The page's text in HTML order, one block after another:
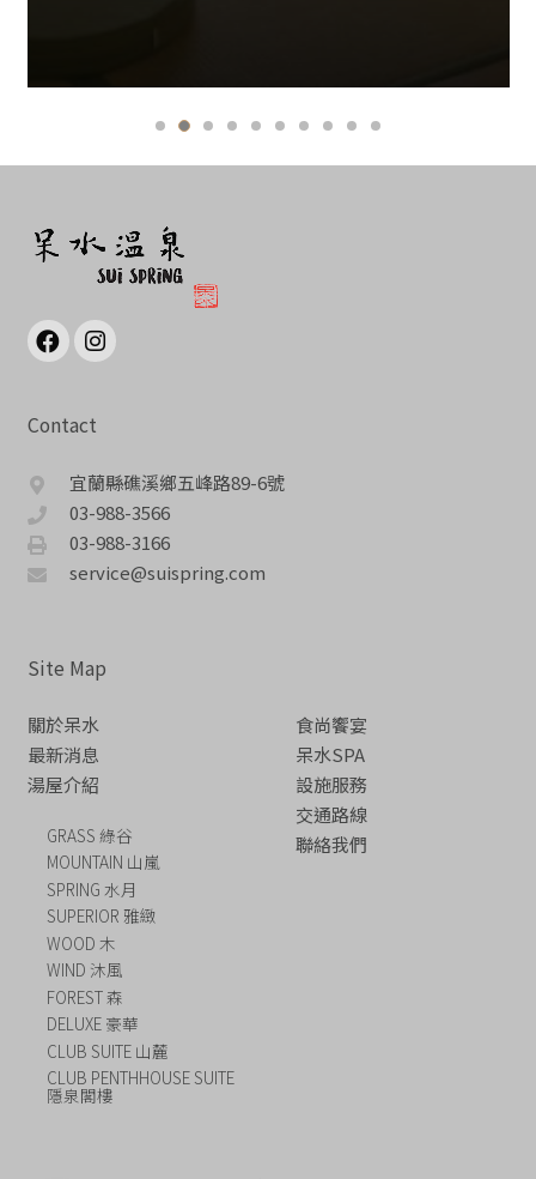
Contact
宜蘭縣礁溪鄉五峰路89-6號
03-988-3566
03-988-3166
service@suispring.com
Site Map
關於呆水
最新消息
湯屋介紹
GRASS 綠谷
MOUNTAIN 山嵐
SPRING 水月
SUPERIOR 雅緻
WOOD 木
WIND 沐風
FOREST 森
DELUXE 豪華
CLUB SUITE 山麓
CLUB PENTHHOUSE SUITE
隱泉閣樓
食尚饗宴
呆水SPA
設施服務
交通路線
聯絡我們